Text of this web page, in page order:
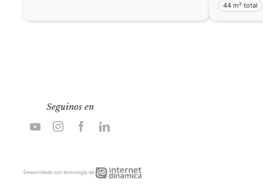
44 m² total
Seguinos en
Desarrollado con tecnología deInternet
Dinámica